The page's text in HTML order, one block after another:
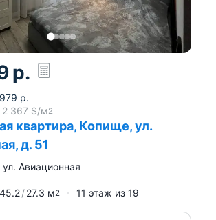
р.
р.
2 367 $/м2
квартира, Копище, ул.
д. 51
ул. Авиационная
45.2 27.3 м2 11 этаж из 19